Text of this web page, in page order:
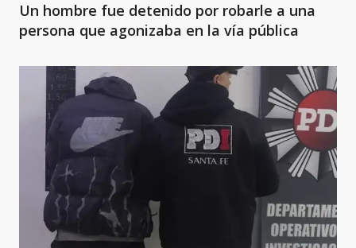
Un hombre fue detenido por robarle a una
persona que agonizaba en la vía pública